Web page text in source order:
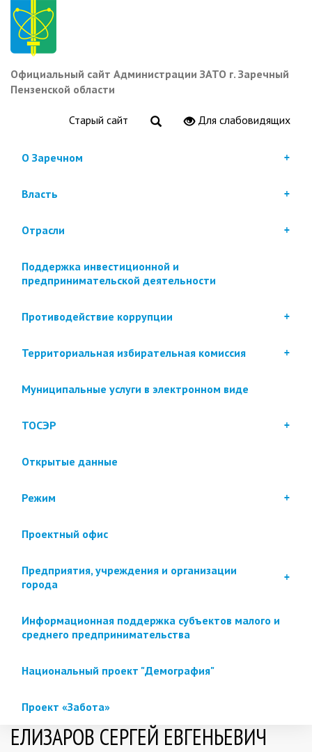
Перейти
основному
содержанию
Официальный сайт Администрации ЗАТО г. Заречный
Пензенской области
Старый сайт Для слабовидящих
О Заречном
Власть
Отрасли
Поддержка инвестиционной и
предпринимательской деятельности
Противодействие коррупции
Территориальная избирательная комиссия
Муниципальные услуги в электронном виде
ТОСЭР
Открытые данные
Режим
Проектный офис
Предприятия, учреждения и организации
города
Информационная поддержка субъектов малого и
среднего предпринимательства
Национальный проект "Демография"
Проект «Забота»
ЕЛИЗАРОВ СЕРГЕЙ ЕВГЕНЬЕВИЧ